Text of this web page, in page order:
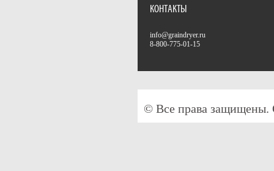
КОНТАКТЫ
info@graindryer.ru
8-800-775-01-15
© Все права